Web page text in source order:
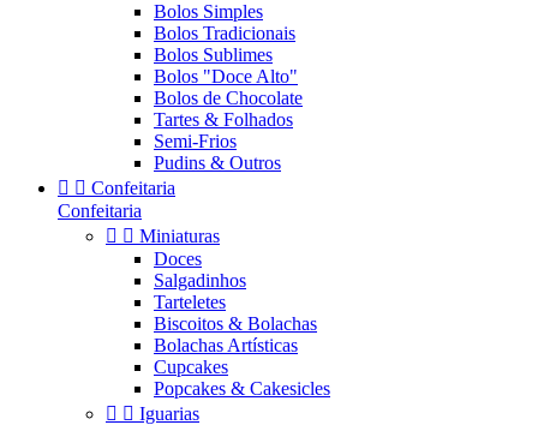
Bolos Simples
Bolos Tradicionais
Bolos Sublimes
Bolos "Doce Alto"
Bolos de Chocolate
Tartes & Folhados
Semi-Frios
Pudins & Outros
  Confeitaria
Confeitaria
  Miniaturas
Doces
Salgadinhos
Tarteletes
Biscoitos & Bolachas
Bolachas Artísticas
Cupcakes
Popcakes & Cakesicles
  Iguarias